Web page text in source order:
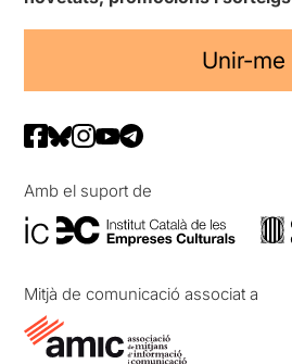
Unir-me
Amb el suport de
Mitjà de comunicació associat a